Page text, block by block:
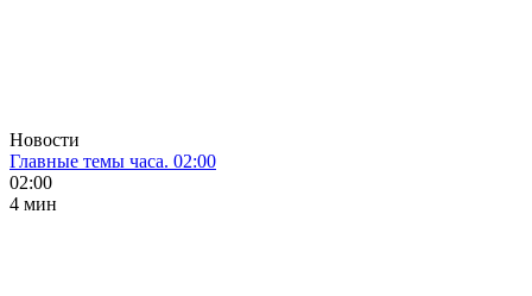
Новости
Главные темы часа. 02:00
02:00
4 мин